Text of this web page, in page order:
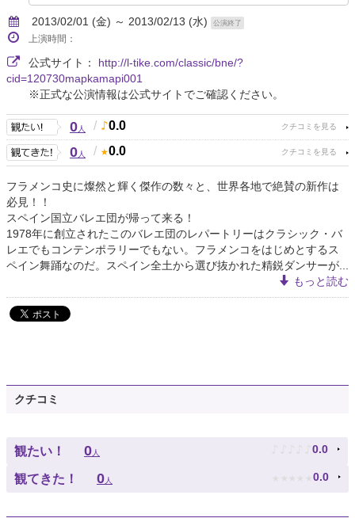
2013/02/01 (金) ～ 2013/02/13 (水) 公演終了
上演時間：
公式サイト： http://l-tike.com/classic/bne/?
cid=120730mapkamapi001
※正式な公演情報は公式サイトでご確認ください。
0人 / 0.0
0人 / 0.0
フラメンコ史に燦然と輝く傑作の数々と、世界各地で絶賛の新作は
必見！！
スペイン国立バレエ団が帰って来る！
1978年に創立されたこのバレエ団のレパートリーはクラシック・バ
レエでもコンテンポラリーでもない。フラメンコをはじめとするス
ペイン舞踊なのだ。スペイン全土から選び抜かれた精鋭ダンサーが...
もっと読む
クチコミ
観たい！ 0 人 ♪ ♪ ♪ ♪ ♪ 0.0
観てきた！ 0 人 ★ ★ ★ ★ ★ 0.0